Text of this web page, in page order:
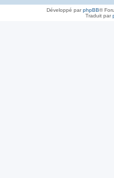
Développé parphpBB®
Traduit par